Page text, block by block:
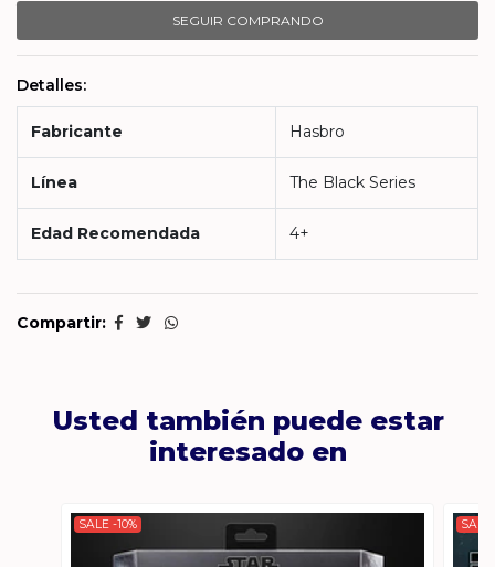
SEGUIR COMPRANDO
Detalles:
Fabricante Hasbro
Línea The Black Series
Edad Recomendada 4+
Compartir:
Usted también puede estar
interesado en
SALE -10% SALE